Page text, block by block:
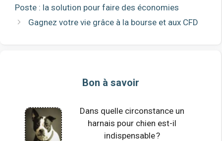
Poste : la solution pour faire des économies
Gagnez votre vie grâce à la bourse et aux CFD
Bon à savoir
Dans quelle circonstance un
harnais pour chien est-il
indispensable ?